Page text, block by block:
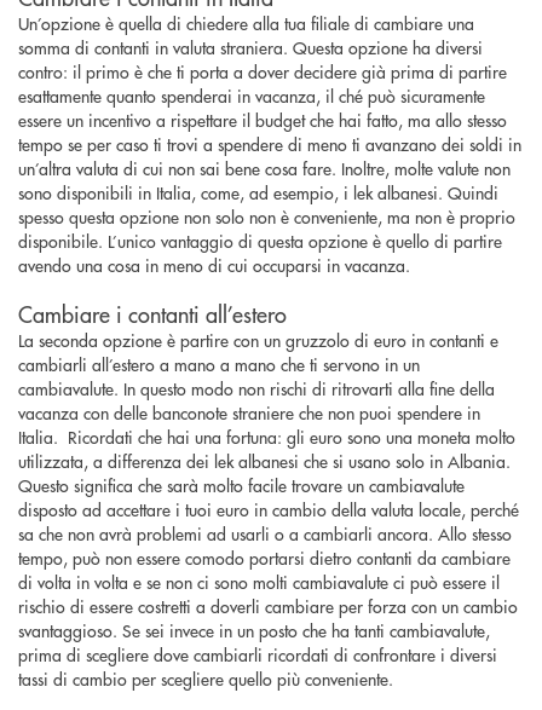
Un’opzione è quella di chiedere alla tua filiale di cambiare una
somma di contanti in valuta straniera. Questa opzione ha diversi
contro: il primo è che ti porta a dover decidere già prima di partire
esattamente quanto spenderai in vacanza, il ché può sicuramente
essere un incentivo a rispettare il budget che hai fatto, ma allo stesso
tempo se per caso ti trovi a spendere di meno ti avanzano dei soldi in
un’altra valuta di cui non sai bene cosa fare. Inoltre, molte valute non
sono disponibili in Italia, come, ad esempio, i lek albanesi. Quindi
spesso questa opzione non solo non è conveniente, ma non è proprio
disponibile. L’unico vantaggio di questa opzione è quello di partire
avendo una cosa in meno di cui occuparsi in vacanza.
Cambiare i contanti all’estero
La seconda opzione è partire con un gruzzolo di euro in contanti e
cambiarli all’estero a mano a mano che ti servono in un
cambiavalute. In questo modo non rischi di ritrovarti alla fine della
vacanza con delle banconote straniere che non puoi spendere in
Italia. Ricordati che hai una fortuna: gli euro sono una moneta molto
utilizzata, a differenza dei lek albanesi che si usano solo in Albania.
Questo significa che sarà molto facile trovare un cambiavalute
disposto ad accettare i tuoi euro in cambio della valuta locale, perché
sa che non avrà problemi ad usarli o a cambiarli ancora. Allo stesso
tempo, può non essere comodo portarsi dietro contanti da cambiare
di volta in volta e se non ci sono molti cambiavalute ci può essere il
rischio di essere costretti a doverli cambiare per forza con un cambio
svantaggioso. Se sei invece in un posto che ha tanti cambiavalute,
prima di scegliere dove cambiarli ricordati di confrontare i diversi
tassi di cambio per scegliere quello più conveniente.